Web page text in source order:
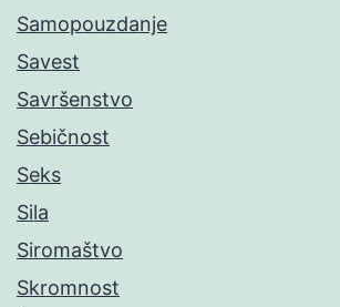
Samopouzdanje
Savest
Savršenstvo
Sebičnost
Seks
Sila
Siromaštvo
Skromnost